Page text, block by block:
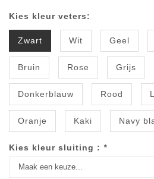
Kies kleur veters:
Zwart Wit Geel
Bruin Rose Grijs
Donkerblauw Rood
Oranje Kaki Navy
Kies kleur sluiting : *